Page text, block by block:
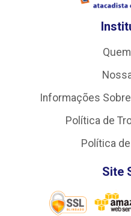
Informações
Política de
Política
Site